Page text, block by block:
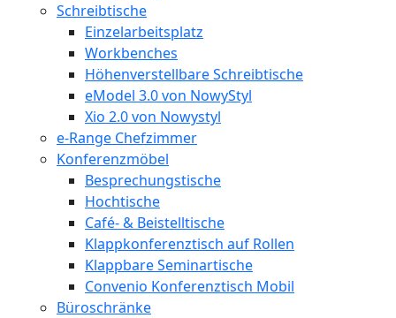
Schreibtische
Einzelarbeitsplatz
Workbenches
Höhenverstellbare Schreibtische
eModel 3.0 von NowyStyl
Xio 2.0 von Nowystyl
e-Range Chefzimmer
Konferenzmöbel
Besprechungstische
Hochtische
Café- & Beistelltische
Klappkonferenztisch auf Rollen
Klappbare Seminartische
Convenio Konferenztisch Mobil
Büroschränke